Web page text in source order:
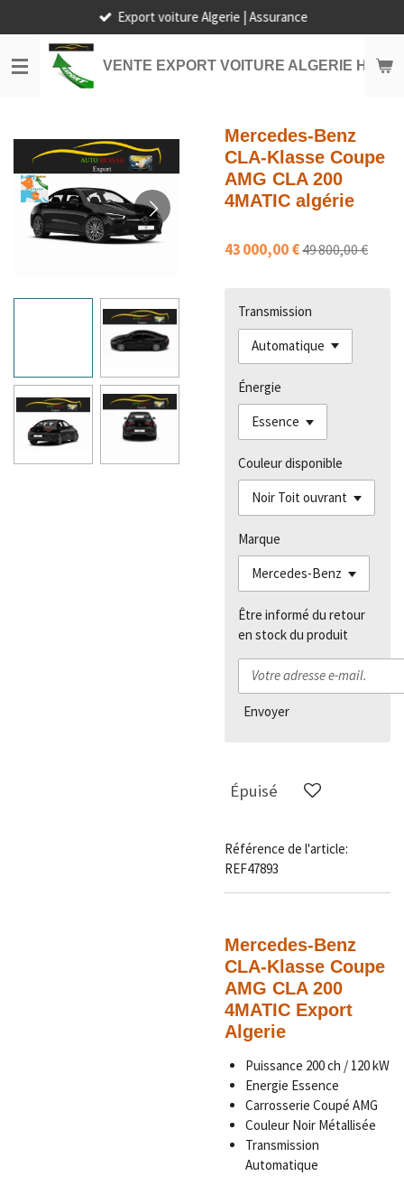
au
contenu
principal
VENTE EXPORT VOITURE ALGERIE HORS
Export voiture Algerie | Assurance
Mercedes-Benz
CLA-Klasse Coupe
AMG CLA 200
4MATIC algérie
43 000,00 €49 800,00 €
Transmission
Énergie
Couleur disponible
Marque
Être informé du retour
en stock du produit
Envoyer
Épuisé
Référence de l'article:
REF47893
Mercedes-Benz
CLA-Klasse Coupe
AMG CLA 200
4MATIC Export
Algerie
Puissance 200 ch / 120 kW
Energie Essence
Carrosserie Coupé AMG
Couleur Noir Métallisée
Transmission
Automatique